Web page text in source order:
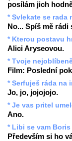
posílám jich
* Svlekate se rada
No... Spíš mě
* Kterou postavu
Alici Aryseovou.
* Tvoje
Film: Poslední
* Serfuješ ráda na
Jo, jo, jojojojo.
* Je vas pritel
Ano.
* Libi se vam
Především si ho